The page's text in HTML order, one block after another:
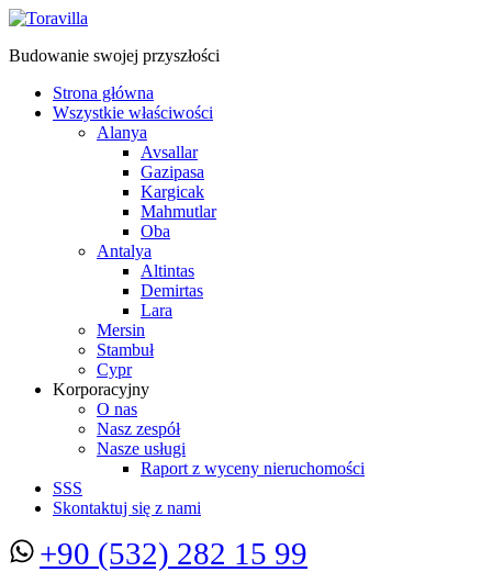
Budowanie swojej przyszłości
Strona główna
Wszystkie właściwości
Alanya
Avsallar
Gazipasa
Kargicak
Mahmutlar
Oba
Antalya
Altintas
Demirtas
Lara
Mersin
Stambuł
Cypr
Korporacyjny
O nas
Nasz zespół
Nasze usługi
Raport z wyceny nieruchomości
SSS
Skontaktuj się z nami
+90 (532) 282 15 99